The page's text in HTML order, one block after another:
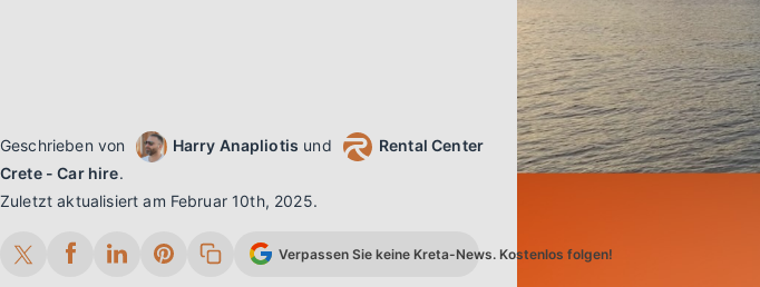
Geschrieben von Harry Anapliotis und
Rental Center
Crete - Car hire.
Zuletzt aktualisiert am Februar 10th, 2025.
Verpassen Sie keine Kreta-News. Kostenlos folgen!